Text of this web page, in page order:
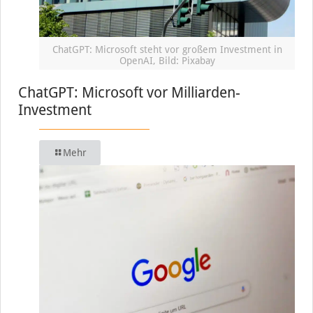
ChatGPT: Microsoft steht vor großem Investment in
OpenAI, Bild: Pixabay
ChatGPT: Microsoft vor Milliarden-
Investment
Mehr